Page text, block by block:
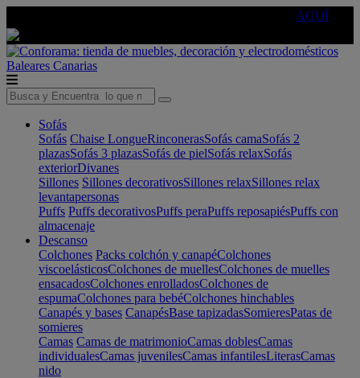
AQUÍ
Baleares Canarias
Sofás
Sofás Chaise LongueRinconerasSofás camaSofás 2
plazasSofás 3 plazasSofás de pielSofás relaxSofás
exteriorDivanes
Sillones Sillones decorativosSillones relaxSillones relax
levantapersonas
Puffs Puffs decorativosPuffs peraPuffs reposapiésPuffs con
almacenaje
Descanso
Colchones Packs colchón y canapéColchones
viscoelásticosColchones de muellesColchones de muelles
ensacadosColchones enrolladosColchones de
espumaColchones para bebéColchones hinchables
Canapés y bases CanapésBase tapizadasSomieresPatas de
somieres
Camas Camas de matrimonioCamas doblesCamas
individualesCamas juvenilesCamas infantilesLiterasCamas
nido